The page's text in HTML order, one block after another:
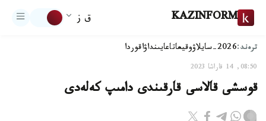
KAZINFORM ق ز
ترەند:2026-سايلاۋ وقيعاتاعايىنداۋاقوردا
08:50, 14 قاراشا 2023
قوسشى قالاسى قارقىندى دامىپ كەلەدى